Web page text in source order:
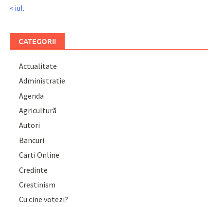
« iul.
CATEGORII
Actualitate
Administratie
Agenda
Agricultură
Autori
Bancuri
Carti Online
Credinte
Crestinism
Cu cine votezi?